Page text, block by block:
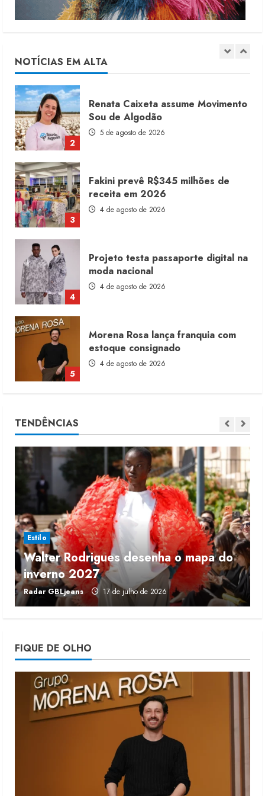
NOTÍCIAS EM ALTA
2
5 de agosto de 2026
3
Fakini prevê R$345 milhões de
receita em 2026
4 de agosto de 2026
4
Projeto testa passaporte digital na
moda nacional
4 de agosto de 2026
5
Morena Rosa lança franquia com
estoque consignado
4 de agosto de 2026
1
Moda vende US$63,7 bilhões em
produtos licenciados
6 de agosto de 2026
2
3
Fakini prevê R$345 milhões de
receita em 2026
4 de agosto de 2026
4
Projeto testa passaporte digital na
moda nacional
4 de agosto de 2026
5
Morena Rosa lança franquia com
estoque consignado
4 de agosto de 2026
TENDÊNCIAS
Estilo
Walter Rodrigues desenha o mapa do
inverno 2027
Radar GBLjeans 17 de julho de 2026
FIQUE DE OLHO